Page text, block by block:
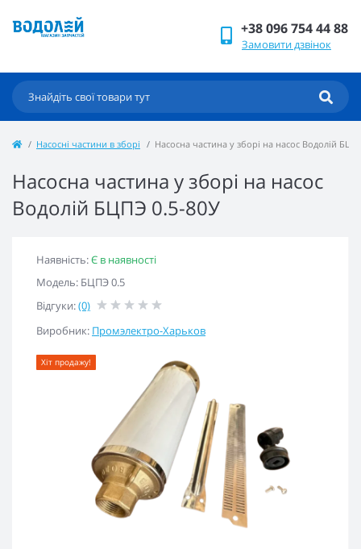
+38 096 754 44 88
Замовити дзвінок
Насосні частини в зборі Насосна частина у зборі на насос Водолій
Насосна частина у зборі на насос
Водолій БЦПЭ 0.5-80У
Наявність:Є в наявності
Модель: БЦПЭ 0.5
Відгуки:(0)
Виробник: Промэлектро-Харьков
Хіт продажу!